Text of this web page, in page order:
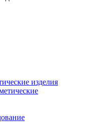
изделия